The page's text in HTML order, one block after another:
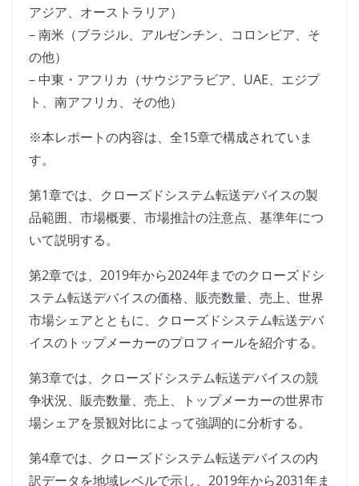
アジア、オーストラリア）
– 南米（ブラジル、アルゼンチン、コロンビア、そ
の他）
– 中東・アフリカ（サウジアラビア、UAE、エジプ
ト、南アフリカ、その他）
※本レポートの内容は、全15章で構成されていま
す。
第1章では、クローズドシステム転送デバイスの製
品範囲、市場概要、市場推計の注意点、基準年につ
いて説明する。
第2章では、2019年から2024年までのクローズドシ
ステム転送デバイスの価格、販売数量、売上、世界
市場シェアとともに、クローズドシステム転送デバ
イスのトップメーカーのプロフィールを紹介する。
第3章では、クローズドシステム転送デバイスの競
争状況、販売数量、売上、トップメーカーの世界市
場シェアを景観対比によって強調的に分析する。
第4章では、クローズドシステム転送デバイスの内
訳データを地域レベルで示し、2019年から2031年ま